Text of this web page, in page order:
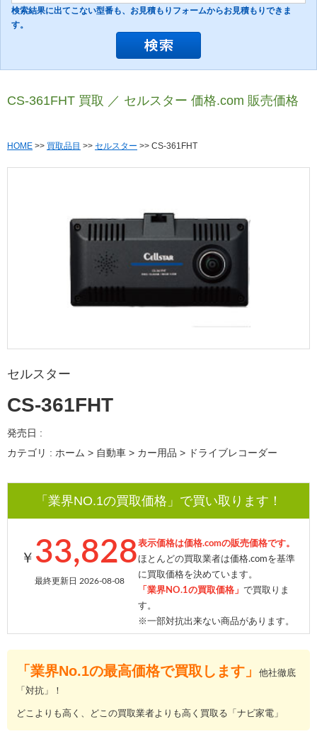
検索結果に出てこない型番も、お見積もりフォームからお見積もりできま
す。
CS-361FHT 買取 ／ セルスター 価格.com 販売価格
HOME >> 買取品目 >> セルスター >> CS-361FHT
セルスター
CS-361FHT
発売日 :
カテゴリ : ホーム > 自動車 > カー用品 > ドライブレコーダー
「業界NO.1の買取価格」で買い取ります！
￥ 33,828
最終更新日 2026-08-08
表示価格は価格.comの販売価格です。
ほとんどの買取業者は価格.comを基準
に買取価格を決めています。
「業界NO.1の買取価格」 で買取りま
す。
※一部対抗出来ない商品があります。
「業界No.1の最高価格で買取します」
他社徹底
「対抗」！
どこよりも高く、どこの買取業者よりも高く買取る「ナビ家電」